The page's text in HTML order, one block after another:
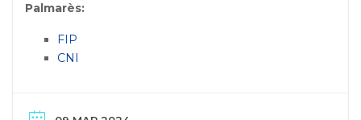
Palmarès:
FIP
CNI